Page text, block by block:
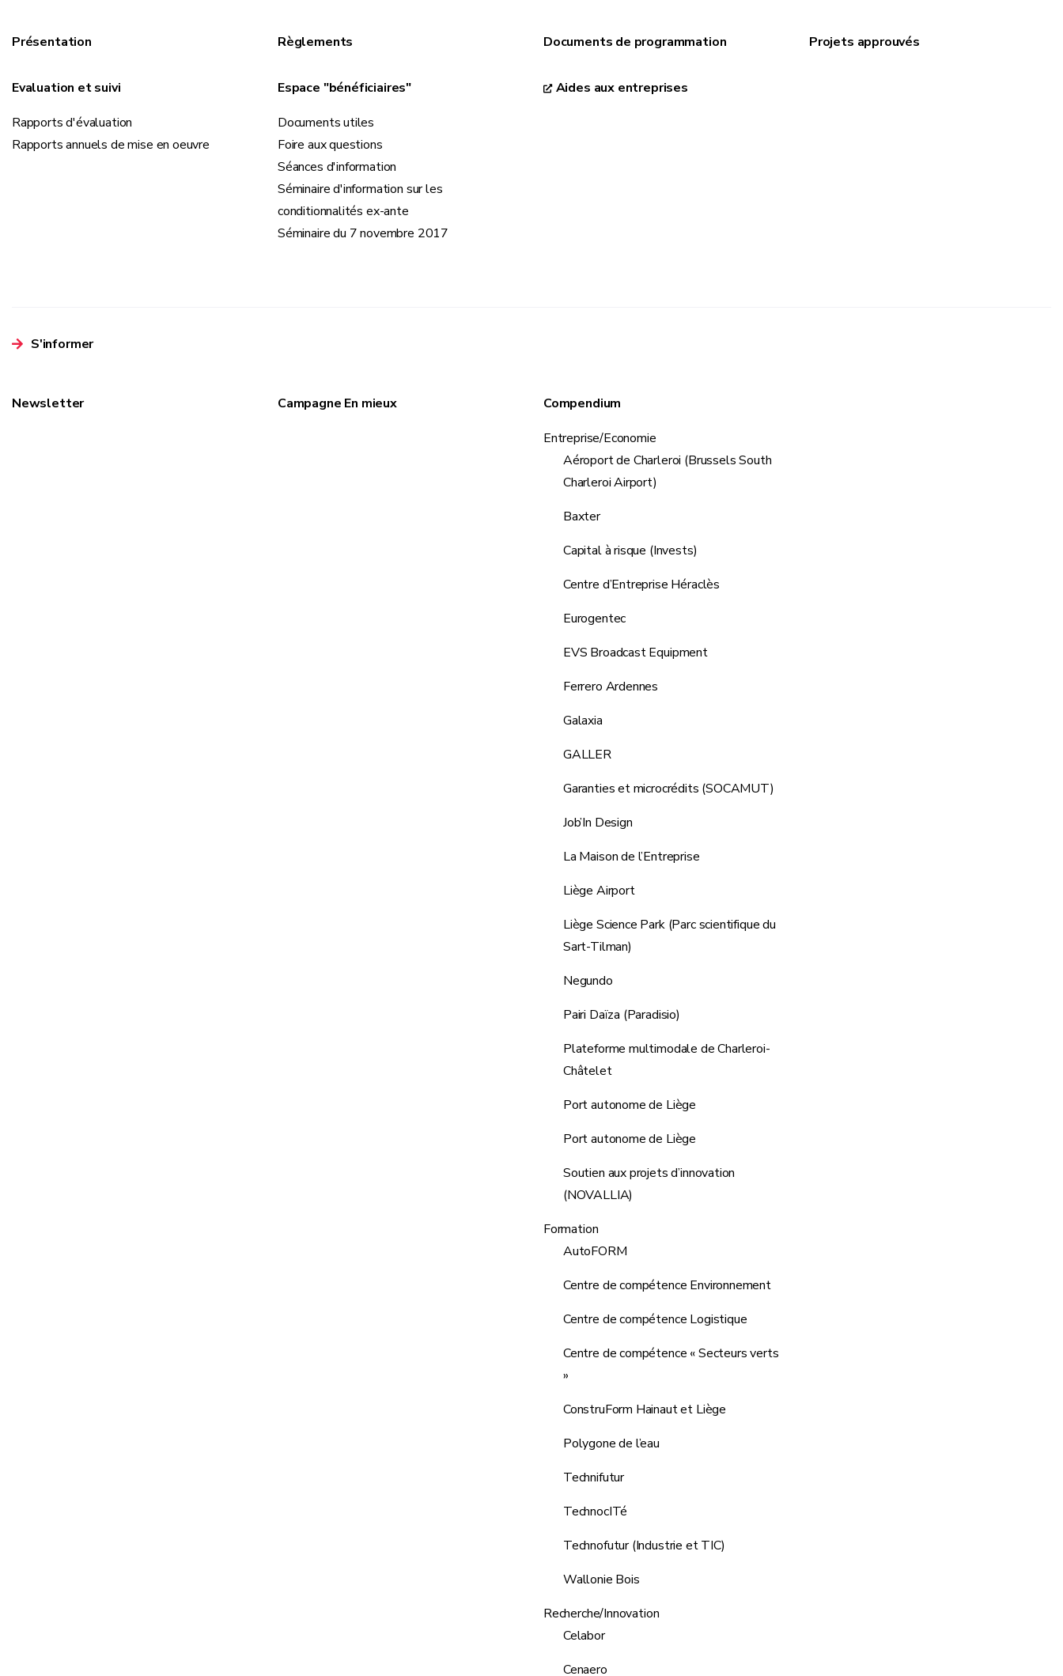
Présentation Règlements Documents de programmation Projets approuvés
Evaluation et suivi
Rapports d'évaluation
Rapports annuels de mise en oeuvre
Espace "bénéficiaires"
Documents utiles
Foire aux questions
Séances d'information
Séminaire d'information sur les
conditionnalités ex-ante
Séminaire du 7 novembre 2017
Aides aux entreprises
S'informer
Newsletter Campagne En mieux
Compendium
Entreprise/Economie
Aéroport de Charleroi (Brussels South
Charleroi Airport)
Baxter
Capital à risque (Invests)
Centre d’Entreprise Héraclès
Eurogentec
EVS Broadcast Equipment
Ferrero Ardennes
Galaxia
GALLER
Garanties et microcrédits (SOCAMUT)
Job’In Design
La Maison de l’Entreprise
Liège Airport
Liège Science Park (Parc scientifique du
Sart-Tilman)
Negundo
Pairi Daïza (Paradisio)
Plateforme multimodale de Charleroi-
Châtelet
Port autonome de Liège
Port autonome de Liège
Soutien aux projets d’innovation
(NOVALLIA)
Formation
AutoFORM
Centre de compétence Environnement
Centre de compétence Logistique
Centre de compétence « Secteurs verts
»
ConstruForm Hainaut et Liège
Polygone de l’eau
Technifutur
TechnocITé
Technofutur (Industrie et TIC)
Wallonie Bois
Recherche/Innovation
Celabor
Cenaero